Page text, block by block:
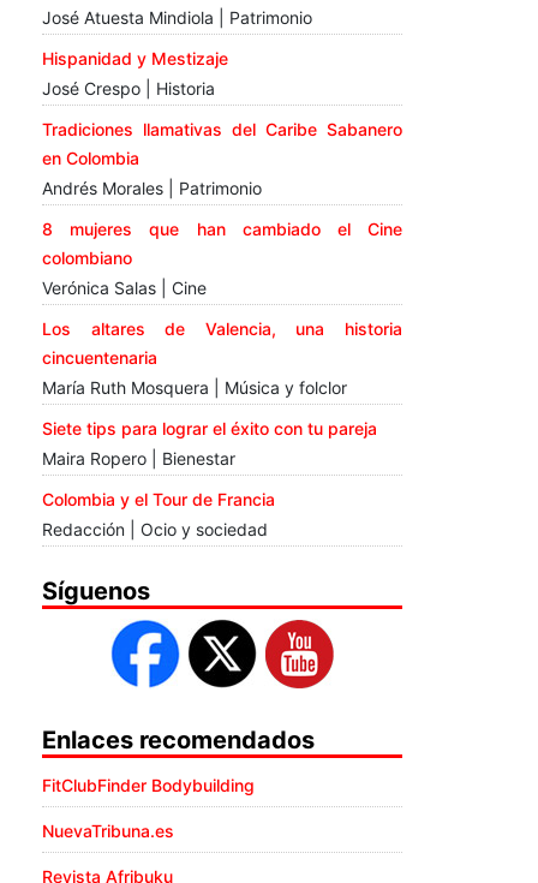
José Atuesta Mindiola | Patrimonio
Hispanidad y Mestizaje
José Crespo | Historia
Tradiciones llamativas del Caribe Sabanero
en Colombia
Andrés Morales | Patrimonio
8 mujeres que han cambiado el Cine
colombiano
Verónica Salas | Cine
Los altares de Valencia, una historia
cincuentenaria
María Ruth Mosquera | Música y folclor
Siete tips para lograr el éxito con tu pareja
Maira Ropero | Bienestar
Colombia y el Tour de Francia
Redacción | Ocio y sociedad
Síguenos
Enlaces recomendados
FitClubFinder Bodybuilding
NuevaTribuna.es
Revista Afribuku